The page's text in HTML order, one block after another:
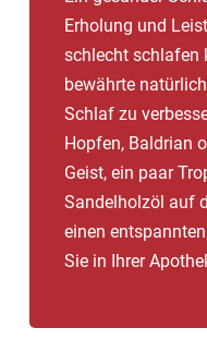
Erholung und
schlecht schlafen
bewährte
Schlaf zu
Hopfen, Baldrian
Geist, ein paar
Sandelholzöl auf
einen
Sie in Ihrer